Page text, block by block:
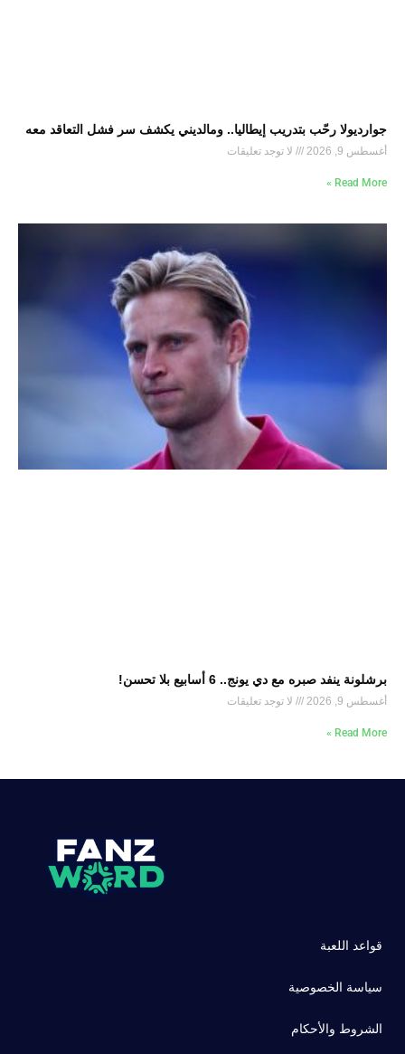
جوارديولا رحّب بتدريب إيطاليا.. ومالديني يكشف سر فشل التعاقد معه
أغسطس 9, 2026 لا توجد تعليقات
Read More »
برشلونة ينفد صبره مع دي يونج.. 6 أسابيع بلا تحسن!
أغسطس 9, 2026 لا توجد تعليقات
Read More »
قواعد اللعبة
سياسة الخصوصية
الشروط والأحكام